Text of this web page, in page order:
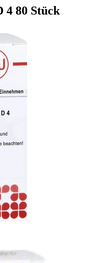
4 80 Stück